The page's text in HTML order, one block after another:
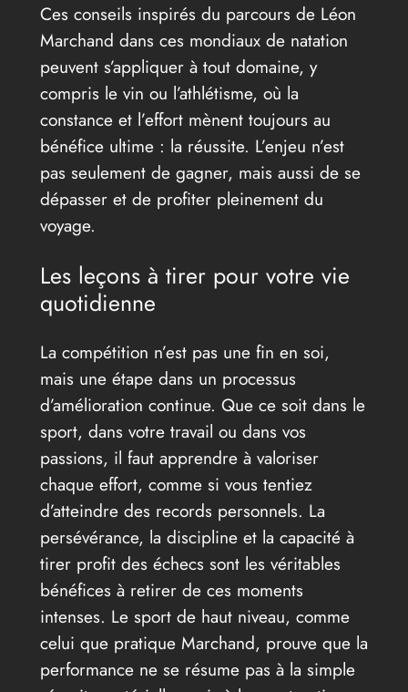
Ces conseils inspirés du parcours de Léon
Marchand dans ces mondiaux de natation
peuvent s’appliquer à tout domaine, y
compris le vin ou l’athlétisme, où la
constance et l’effort mènent toujours au
bénéfice ultime : la réussite. L’enjeu n’est
pas seulement de gagner, mais aussi de se
dépasser et de profiter pleinement du
voyage.
Les leçons à tirer pour votre vie
quotidienne
La compétition n’est pas une fin en soi,
mais une étape dans un processus
d’amélioration continue. Que ce soit dans le
sport, dans votre travail ou dans vos
passions, il faut apprendre à valoriser
chaque effort, comme si vous tentiez
d’atteindre des records personnels. La
persévérance, la discipline et la capacité à
tirer profit des échecs sont les véritables
bénéfices à retirer de ces moments
intenses. Le sport de haut niveau, comme
celui que pratique Marchand, prouve que la
performance ne se résume pas à la simple